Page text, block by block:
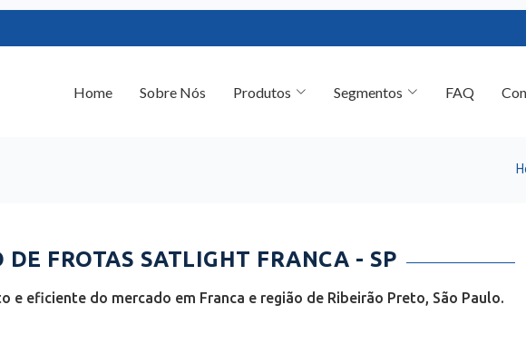
DE FROTAS SATLIGHT FRANCA - SP
e eficiente do mercado em Franca e região de Ribeirão Preto, São Paulo.